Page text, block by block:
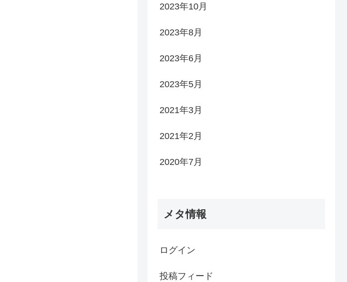
2023年10月
2023年8月
2023年6月
2023年5月
2021年3月
2021年2月
2020年7月
メタ情報
ログイン
投稿フィード